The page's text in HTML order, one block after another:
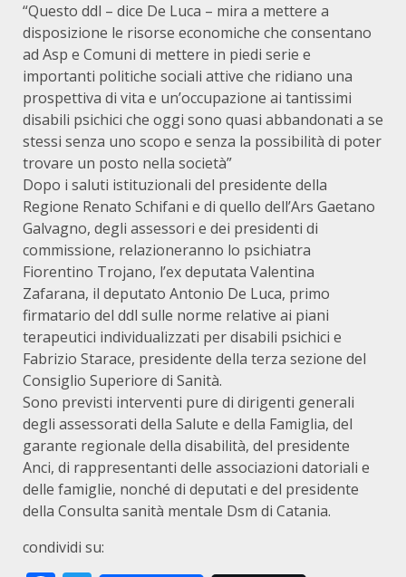
“Questo ddl – dice De Luca – mira a mettere a
disposizione le risorse economiche che consentano
ad Asp e Comuni di mettere in piedi serie e
importanti politiche sociali attive che ridiano una
prospettiva di vita e un’occupazione ai tantissimi
disabili psichici che oggi sono quasi abbandonati a se
stessi senza uno scopo e senza la possibilità di poter
trovare un posto nella società”
Dopo i saluti istituzionali del presidente della
Regione Renato Schifani e di quello dell’Ars Gaetano
Galvagno, degli assessori e dei presidenti di
commissione, relazioneranno lo psichiatra
Fiorentino Trojano, l’ex deputata Valentina
Zafarana, il deputato Antonio De Luca, primo
firmatario del ddl sulle norme relative ai piani
terapeutici individualizzati per disabili psichici e
Fabrizio Starace, presidente della terza sezione del
Consiglio Superiore di Sanità.
Sono previsti interventi pure di dirigenti generali
degli assessorati della Salute e della Famiglia, del
garante regionale della disabilità, del presidente
Anci, di rappresentanti delle associazioni datoriali e
delle famiglie, nonché di deputati e del presidente
della Consulta sanità mentale Dsm di Catania.
condividi su: